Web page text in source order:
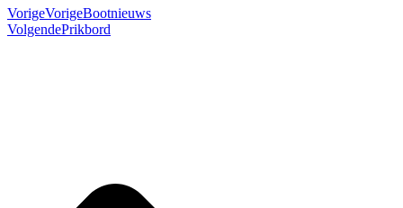
VorigeVorigeBootnieuws
VolgendePrikbord